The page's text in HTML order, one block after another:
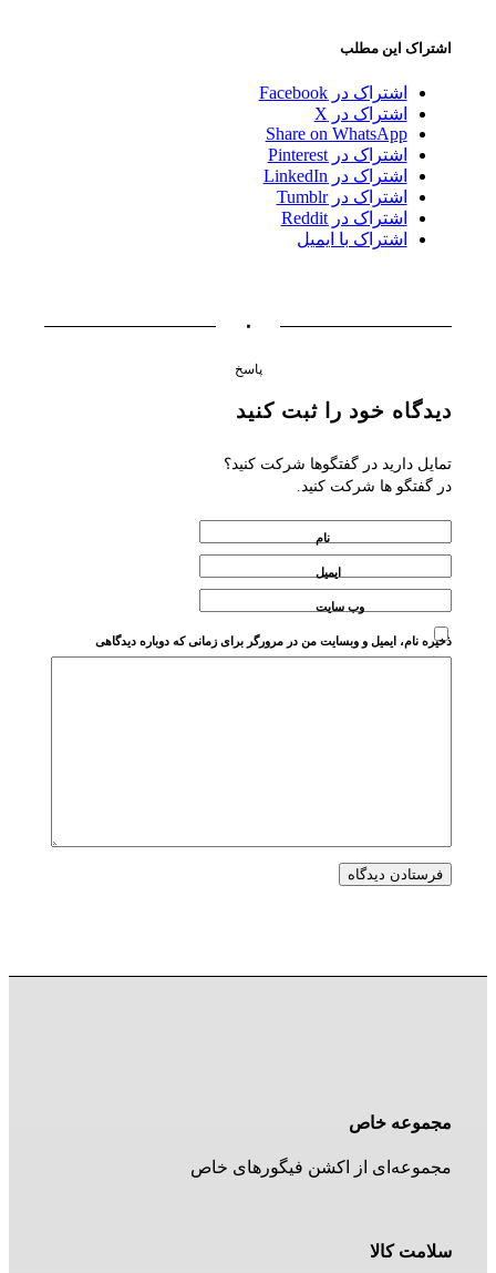
اشتراک این مطلب
اشتراک در Facebook
اشتراک در X
Share on WhatsApp
اشتراک در Pinterest
اشتراک در LinkedIn
اشتراک در Tumblr
اشتراک در Reddit
اشتراک با ایمیل
۰
پاسخ
دیدگاه خود را ثبت کنید
تمایل دارید در گفتگوها شرکت کنید؟
در گفتگو ها شرکت کنید.
نام
ایمیل
وب‌ سایت
ذخیره نام، ایمیل و وبسایت من در مرورگر برای زمانی که دوباره دیدگاهی
می‌نویسم.
مجموعه خاص
مجموعه‌ای از اکشن فیگورهای خاص
سلامت کالا